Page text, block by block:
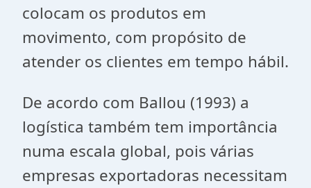
colocam os produtos em
movimento, com propósito de
atender os clientes em tempo hábil.
De acordo com Ballou (1993) a
logística também tem importância
numa escala global, pois várias
empresas exportadoras necessitam